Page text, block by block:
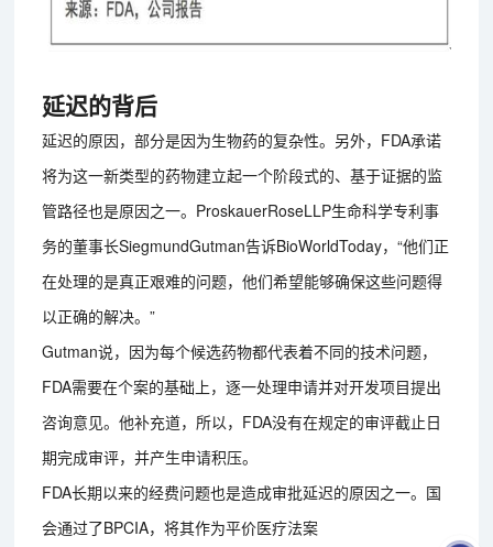
延迟的背后
延迟的原因，部分是因为生物药的复杂性。另外，FDA承诺
将为这一新类型的药物建立起一个阶段式的、基于证据的监
管路径也是原因之一。ProskauerRoseLLP生命科学专利事
务的董事长SiegmundGutman告诉BioWorldToday，“他们正
在处理的是真正艰难的问题，他们希望能够确保这些问题得
以正确的解决。”
Gutman说，因为每个候选药物都代表着不同的技术问题，
FDA需要在个案的基础上，逐一处理申请并对开发项目提出
咨询意见。他补充道，所以，FDA没有在规定的审评截止日
期完成审评，并产生申请积压。
FDA长期以来的经费问题也是造成审批延迟的原因之一。国
会通过了BPCIA，将其作为平价医疗法案